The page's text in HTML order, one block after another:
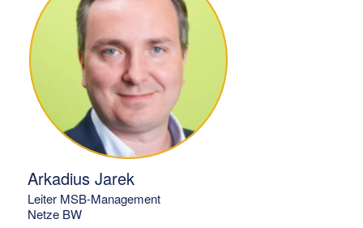
Arkadius Jarek
Leiter MSB-Management
Netze BW